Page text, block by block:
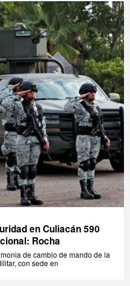
en Culiacán 590
Rocha
de cambio de mando de la
con sede en